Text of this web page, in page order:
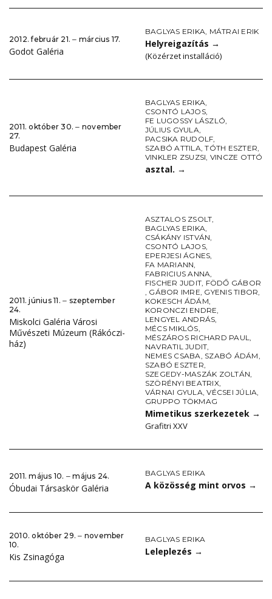
2012. február 21. ‒ március 17.
Godot Galéria
BAGLYAS ERIKA, MÁTRAI ERIK
Helyreigazítás →
(Közérzet installáció)
2011. október 30. ‒ november
27.
Budapest Galéria
BAGLYAS ERIKA,
CSONTÓ LAJOS,
FE LUGOSSY LÁSZLÓ,
JÚLIUS GYULA,
PACSIKA RUDOLF,
SZABÓ ATTILA,TÓTH ESZTER,
VINKLER ZSUZSI, VINCZE OTTÓ
asztal. →
2011. június 11. ‒ szeptember
24.
Miskolci Galéria Városi
Művészeti Múzeum (Rákóczi-
ház)
ASZTALOS ZSOLT,
BAGLYAS ERIKA,
CSÁKÁNY ISTVÁN,
CSONTÓ LAJOS,
EPERJESI ÁGNES,
FA MARIANN,
FABRICIUS ANNA,
FISCHER JUDIT, FÖDŐ GÁBOR
, GÁBOR IMRE, GYENIS TIBOR,
KOKESCH ÁDÁM,
KORONCZI ENDRE,
LENGYEL ANDRÁS,
MÉCS MIKLÓS,
MÉSZÁROS RICHARD PAUL,
NAVRATIL JUDIT,
NEMES CSABA, SZABÓ ÁDÁM,
SZABÓ ESZTER,
SZEGEDY-MASZÁK ZOLTÁN,
SZÖRÉNYI BEATRIX,
VÁRNAI GYULA,VÉCSEI JÚLIA,
GRUPPO TÖKMAG
Mimetikus szerkezetek →
Grafitri XXV
2011. május 10. ‒ május 24.
Óbudai Társaskör Galéria
BAGLYAS ERIKA
A közösség mint orvos →
2010. október 29. ‒ november
10.
Kis Zsinagóga
BAGLYAS ERIKA
Leleplezés →